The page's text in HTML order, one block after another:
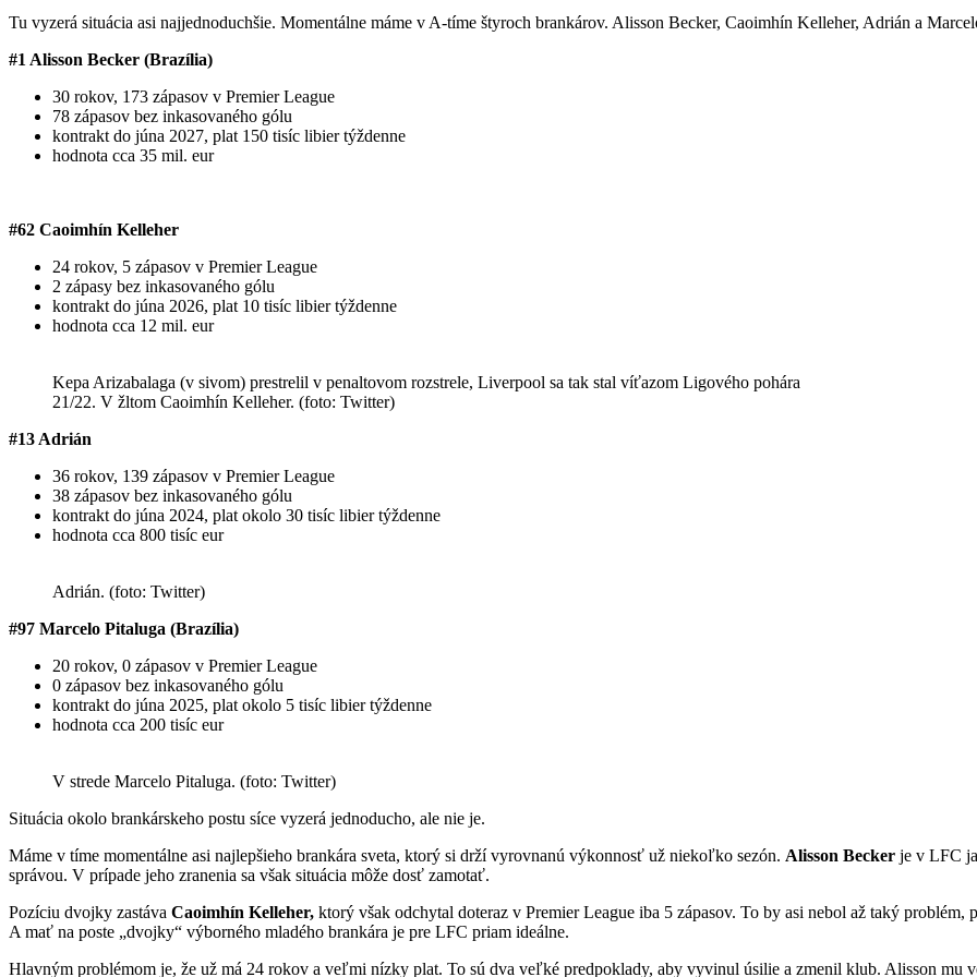
Tu vyzerá situácia asi najjednoduchšie. Momentálne máme v A-tíme štyroch brankárov. Alisson Becker, Caoimhín Kelleher, Adrián a
#1 Alisson Becker (Brazília)
30 rokov, 173 zápasov v Premier League
78 zápasov bez inkasovaného gólu
kontrakt do júna 2027, plat 150 tisíc libier týždenne
hodnota cca 35 mil. eur
#62 Caoimhín Kelleher
24 rokov, 5 zápasov v Premier League
2 zápasy bez inkasovaného gólu
kontrakt do júna 2026, plat 10 tisíc libier týždenne
hodnota cca 12 mil. eur
Kepa Arizabalaga (v sivom) prestrelil v penaltovom rozstrele, Liverpool sa tak stal víťazom Ligového pohára
21/22. V žltom Caoimhín Kelleher. (foto: Twitter)
#13 Adrián
36 rokov, 139 zápasov v Premier League
38 zápasov bez inkasovaného gólu
kontrakt do júna 2024, plat okolo 30 tisíc libier týždenne
hodnota cca 800 tisíc eur
Adrián. (foto: Twitter)
#97 Marcelo Pitaluga (Brazília)
20 rokov, 0 zápasov v Premier League
0 zápasov bez inkasovaného gólu
kontrakt do júna 2025, plat okolo 5 tisíc libier týždenne
hodnota cca 200 tisíc eur
V strede Marcelo Pitaluga. (foto: Twitter)
Situácia okolo brankárskeho postu síce vyzerá jednoducho, ale nie je.
Máme v tíme momentálne asi najlepšieho brankára sveta, ktorý si drží vyrovnanú výkonnosť už niekoľko sezón. Alisson Becker je v LFC
správou. V prípade jeho zranenia sa však situácia môže dosť zamotať.
Pozíciu dvojky zastáva Caoimhín Kelleher, ktorý však odchytal doteraz v Premier League iba 5 zápasov. To by asi nebol až taký
A mať na poste „dvojky“ výborného mladého brankára je pre LFC priam ideálne.
Hlavným problémom je, že už má 24 rokov a veľmi nízky plat. To sú dva veľké predpoklady, aby vyvinul úsilie a zmenil klub. Alisson mu